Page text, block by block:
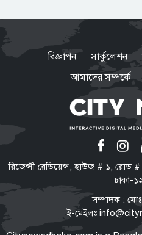
যা
মারো না
তনু হত্যা
সাবেক
নির্দেশ
বিজ্ঞাপন সার্কুলেশন
আমাদের সম্পর্কে
রিজেন্সী রেডিয়েন্স, হাউজ # ১, রোড
ঢাকা-
সম্পাদক :
ই-মেইলঃ